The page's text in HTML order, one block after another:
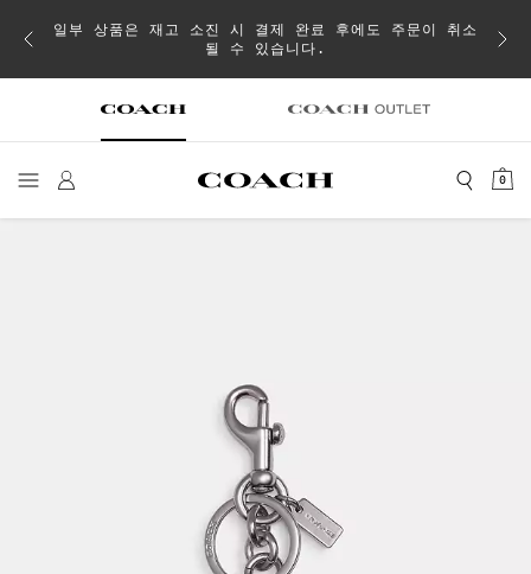
일부 상품은 재고 소진 시 결제 완료 후에도 주문이 취소
될 수 있습니다.
더스
0